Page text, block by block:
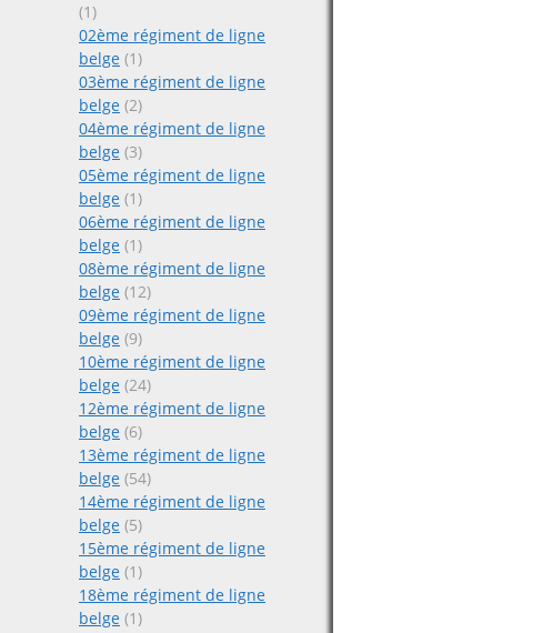
(1)
02ème régiment de ligne
belge (1)
03ème régiment de ligne
belge (2)
04ème régiment de ligne
belge (3)
05ème régiment de ligne
belge (1)
06ème régiment de ligne
belge (1)
08ème régiment de ligne
belge (12)
09ème régiment de ligne
belge (9)
10ème régiment de ligne
belge (24)
12ème régiment de ligne
belge (6)
13ème régiment de ligne
belge (54)
14ème régiment de ligne
belge (5)
15ème régiment de ligne
belge (1)
18ème régiment de ligne
belge (1)